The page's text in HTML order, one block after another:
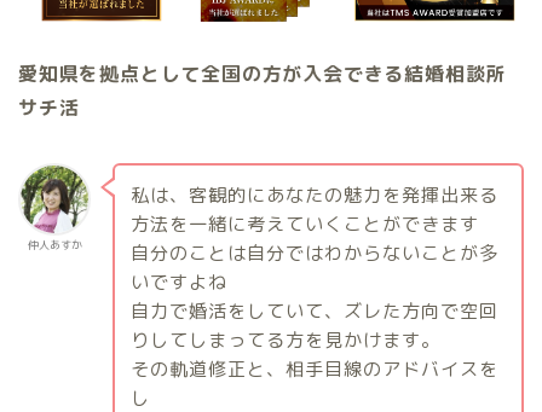
愛知県を拠点として全国の方が入会できる結婚相談所
サチ活
仲人あすか
私は、客観的にあなたの魅力を発揮出来る
方法を一緒に考えていくことができます
自分のことは自分ではわからないことが多
いですよね
自力で婚活をしていて、ズレた方向で空回
りしてしまってる方を見かけます。
その軌道修正と、相手目線のアドバイスを
し